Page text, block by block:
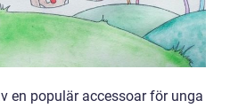
en populär accessoar för unga